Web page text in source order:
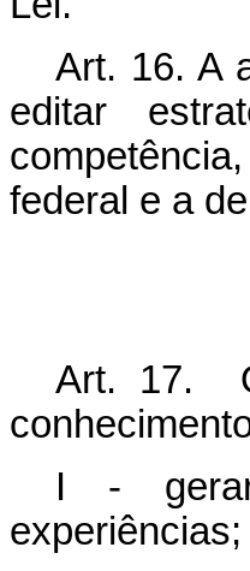
Art. 16. A
editar
federal e a
Art. 17.
I -
experiências;